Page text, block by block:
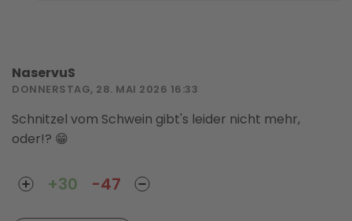
NaservuS
DONNERSTAG, 28. MAI 2026 16:33
Schnitzel vom Schwein gibt's leider nicht mehr,
oder!? 😁
+30 -47